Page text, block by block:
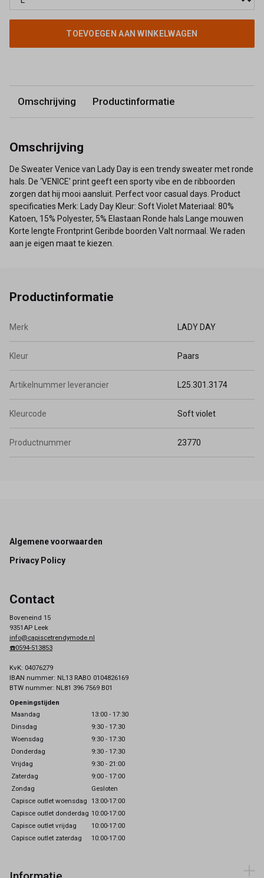
TOEVOEGEN AAN WINKELWAGEN
Omschrijving Productinformatie
Omschrijving
De Sweater Venice van Lady Day is een trendy sweater met ronde
hals. De ‘VENICE’ print geeft een sporty vibe en de ribboorden
zorgen dat hij mooi aansluit. Perfect voor casual days. Product
specificaties Merk: Lady Day Kleur: Soft Violet Materiaal: 80%
Katoen, 15% Polyester, 5% Elastaan Ronde hals Lange mouwen
Korte lengte Frontprint Geribde boorden Valt normaal. We raden
aan je eigen maat te kiezen.
Productinformatie
Merk LADY DAY
Kleur Paars
Artikelnummer leverancier L25.301.3174
Kleurcode Soft violet
Productnummer 23770
Footer
Algemene voorwaarden
Privacy Policy
Contact
Boveneind 15
9351AP Leek
info@capiscetrendymode.nl
☎️0594-513853
KvK: 04076279
IBAN nummer: NL13 RABO 0104826169
BTW nummer: NL81 396 7569 B01
Openingstijden
Maandag
13:00 - 17:30
Dinsdag
9:30 - 17:30
Woensdag
9:30 - 17:30
Donderdag
9:30 - 17:30
Vrijdag
9:30 - 21:00
Zaterdag
9:00 - 17:00
Zondag
Gesloten
Capisce outlet woensdag 13:00-17:00
Capisce outlet donderdag 10:00-17:00
Capisce outlet vrijdag
10:00-17:00
Capisce outlet zaterdag
10:00-17:00